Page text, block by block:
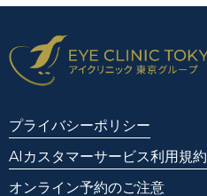
プライバシーポリシー
AIカスタマーサービス利用規約
オンライン予約のご注意